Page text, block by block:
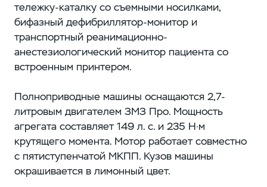
тележку-каталку со съемными носилками,
бифазный дефибриллятор-монитор и
транспортный реанимационно-
анестезиологический монитор пациента со
встроенным принтером.
Полноприводные машины оснащаются 2,7-
литровым двигателем ЗМЗ Про. Мощность
агрегата составляет 149 л. с. и 235 Н·м
крутящего момента. Мотор работает совместно
с пятиступенчатой МКПП. Кузов машины
окрашивается в лимонный цвет.